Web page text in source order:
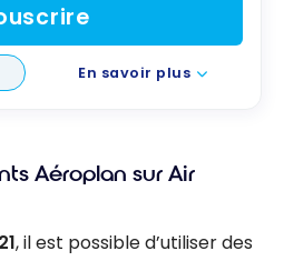
En savoir plus
Aéroplan sur Air
, il est possible d’utiliser des